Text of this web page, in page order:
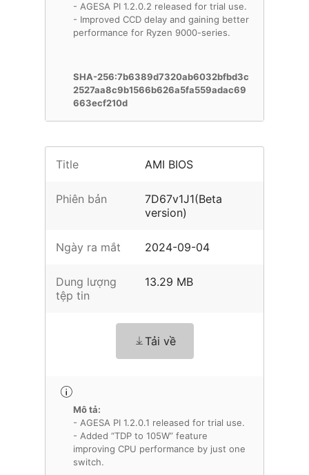
- AGESA PI 1.2.0.2 released for trial use.
- Improved CCD delay and gaining better
performance for Ryzen 9000-series.
SHA-256:7b6389d7320ab6032bfbd3c
2527aa8c9b1566b626a5fa559adac69
663ecf210d
Title AMI BIOS
Phiên bản
7D67v1J1(Beta
version)
Ngày ra mắt 2024-09-04
Dung lượng
tệp tin
13.29 MB
Tải về
Mô tả:
- AGESA PI 1.2.0.1 released for trial use.
- Added “TDP to 105W” feature
improving CPU performance by just one
switch.